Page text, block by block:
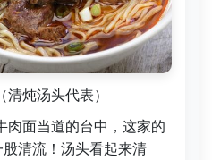
炖汤头代表）
肉面当道的台中，这家的
股清流！汤头看起来清